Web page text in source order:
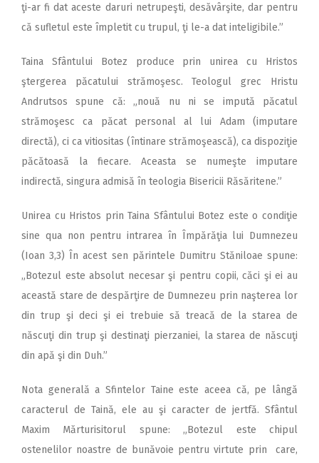
ţi-ar fi dat aceste daruri netrupeşti, desăvârşite, dar pentru
că sufletul este împletit cu trupul, ţi le-a dat inteligibile.”
Taina Sfântului Botez produce prin unirea cu Hristos
ştergerea păcatului strămoşesc. Teologul grec Hristu
Andrutsos spune că: „nouă nu ni se impută păcatul
strămoşesc ca păcat personal al lui Adam (imputare
directă), ci ca vitiositas (întinare strămoşească), ca dispoziţie
păcătoasă la fiecare. Aceasta se numeşte imputare
indirectă, singura admisă în teologia Bisericii Răsăritene.”
Unirea cu Hristos prin Taina Sfântului Botez este o condiţie
sine qua non pentru intrarea în Împărăţia lui Dumnezeu
(Ioan 3,3) În acest sen părintele Dumitru Stăniloae spune:
„Botezul este absolut necesar şi pentru copii, căci şi ei au
această stare de despărţire de Dumnezeu prin naşterea lor
din trup şi deci şi ei trebuie să treacă de la starea de
născuţi din trup şi destinaţi pierzaniei, la starea de născuţi
din apă şi din Duh.”
Nota generală a Sfintelor Taine este aceea că, pe lângă
caracterul de Taină, ele au şi caracter de jertfă. Sfântul
Maxim Mărturisitorul spune: „Botezul este chipul
ostenelilor noastre de bunăvoie pentru virtute prin care,